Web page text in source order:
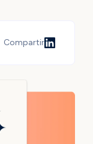
Compartir